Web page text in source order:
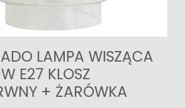
LAMPA WISZĄCA
E27 KLOSZ
+ ŻARÓWKA